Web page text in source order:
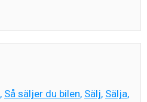
, Så säljer du bilen, Sälj, Sälja,